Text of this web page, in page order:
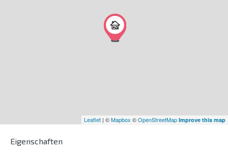
Leaflet | ©Mapbox ©OpenStreetMap Improve this map
Eigenschaften